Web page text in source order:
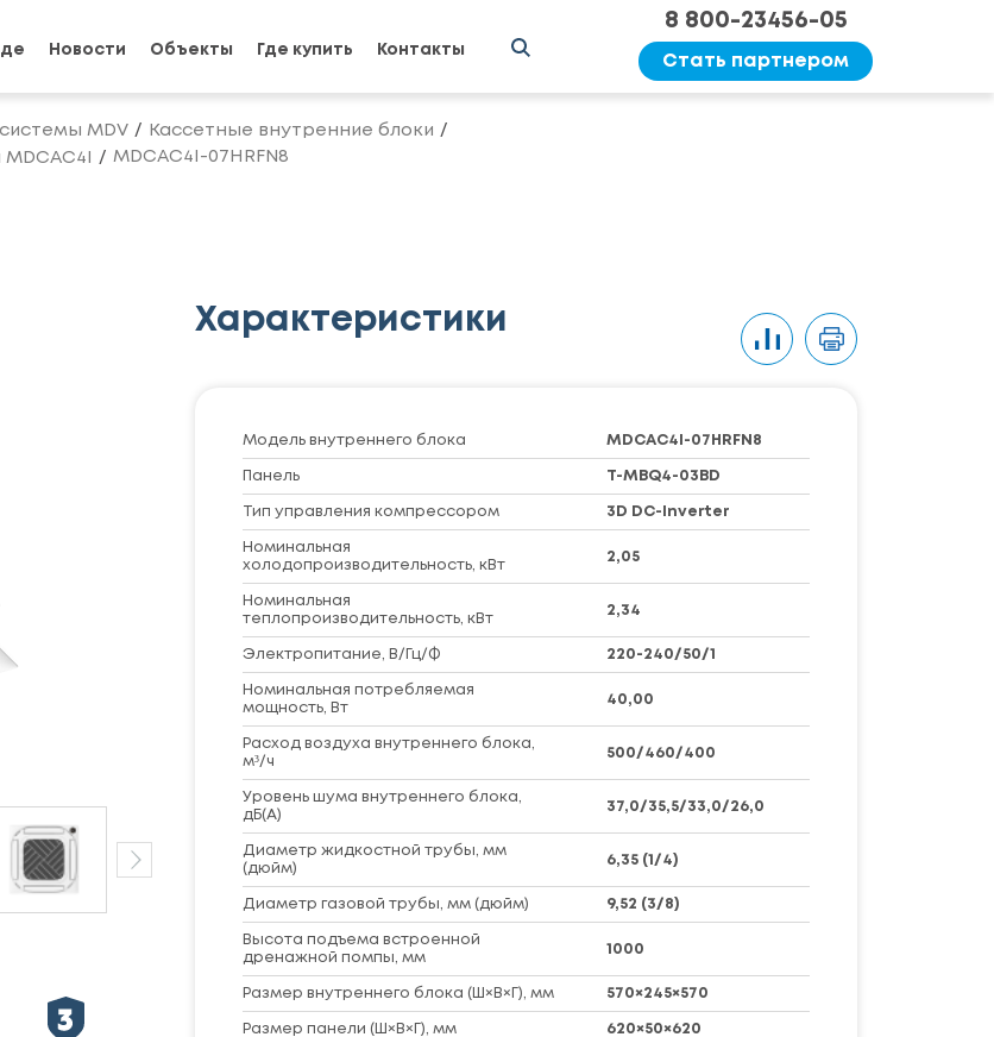
Новости Объекты Где купить Контакты
8 800-23456-05
Стать партнером
MDV
Кассетные внутренние блоки
MDCAC4I-07HRFN8
Характеристики
Модель внутреннего блока MDCAC4I-07HRFN8
Панель T-MBQ4-03BD
Тип управления компрессором 3D DC-Inverter
Номинальная
холодопроизводительность, кВт
2,05
Номинальная
теплопроизводительность, кВт
2,34
Электропитание, В/Гц/Ф 220-240/50/1
Номинальная потребляемая
мощность, Вт
40,00
Расход воздуха внутреннего блока,
м³/ч
500/460/400
Уровень шума внутреннего блока,
дБ(А)
37,0/35,5/33,0/26,0
Диаметр жидкостной трубы, мм
(дюйм)
6,35 (1/4)
Диаметр газовой трубы, мм (дюйм) 9,52 (3/8)
Высота подъема встроенной
дренажной помпы, мм
1000
Размер внутреннего блока (Ш×В×Г), мм 570×245×570
Размер панели (Ш×В×Г), мм 620×50×620